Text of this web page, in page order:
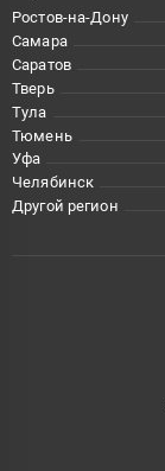
Ростов-на-Дону
Самара
Саратов
Тверь
Тула
Тюмень
Уфа
Челябинск
Другой регион